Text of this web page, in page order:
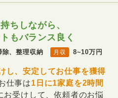
ちしながら、
もバランス良く
除、整理収納 月収 8~10万円
し、安定してお仕事を獲得
仕事は1日に1家庭を2時間
お受けして、依頼者のお悩